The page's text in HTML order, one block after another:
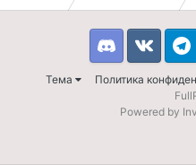
Тема Политика
DiscordVK
Powered by